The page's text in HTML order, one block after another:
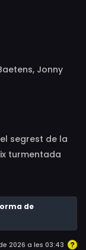
Jonny
Koopowitz,
segrest de la
turmentada
la seva
seguir unes
de
i que el destí
unit.
de
2026 a les 03:43